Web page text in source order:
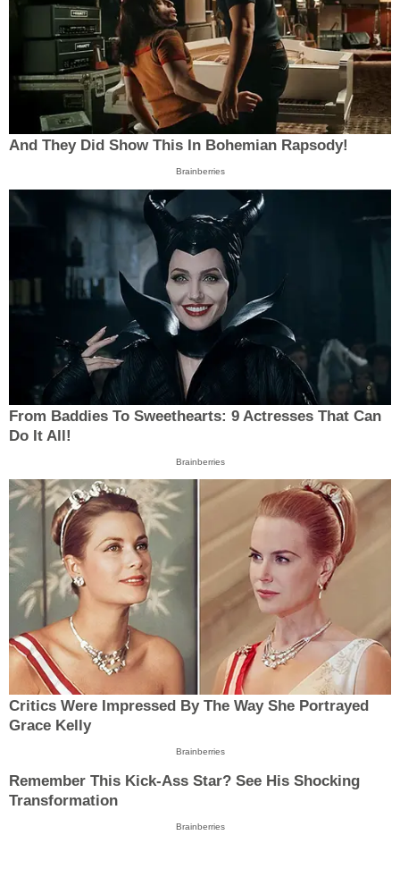
And They Did Show This In Bohemian Rapsody!
Brainberries
From Baddies To Sweethearts: 9 Actresses That Can
Do It All!
Brainberries
Critics Were Impressed By The Way She Portrayed
Grace Kelly
Brainberries
Remember This Kick-Ass Star? See His Shocking
Transformation
Brainberries